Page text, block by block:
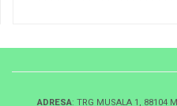
ADRESA: TRG MUSALA 1, 88104